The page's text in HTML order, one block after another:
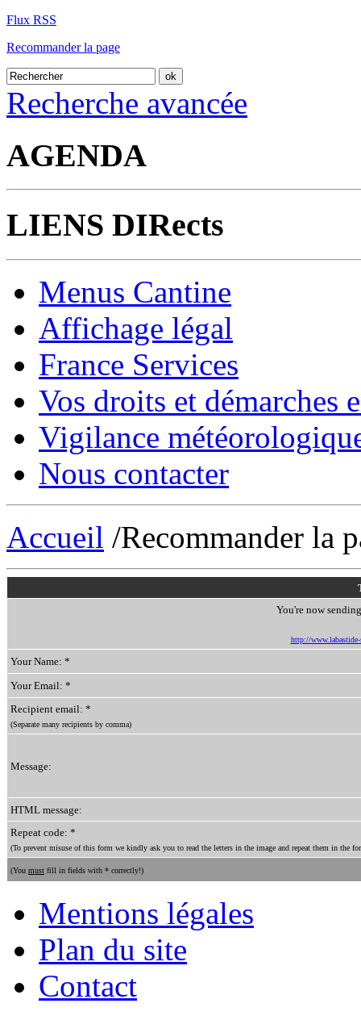
Flux RSS
Recommander la page
Recherche avancée
AGENDA
LIENS DIRects
Menus Cantine
Affichage légal
France Services
Vos droits et démarches
Vigilance
Nous contacter
Accueil /Recommander la
You're now
http://
Your Name: *
Your Email: *
Recipient email: *
(Separate many recipients by comma)
Message:
HTML message:
Repeat code: *
(To prevent misuse of this form we kindly ask you to read the letters in the image and repeat them in the
(You must fill in fields with * correctly!)
Mentions légales
Plan du site
Contact